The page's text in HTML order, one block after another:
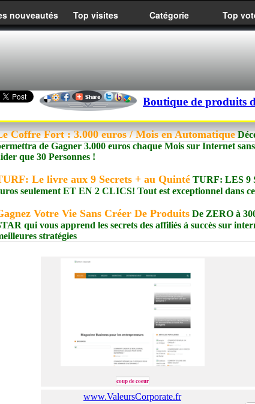
nouveautés Top visites Catégorie Top
Boutique de produits
Coffre Fort : 3.000 euros / Mois en Automatique
de Gagner 3.000 euros chaque Mois sur Internet
que 30 Personnes !
Le livre aux 9 Secrets + au Quinté TURF: LES 9
seulement ET EN 2 CLICS! Tout est exceptionnel dans
Votre Vie Sans Créer De Produits De ZERO à
qui vous apprend les secrets des affiliés à succès sur
stratégies
coup de coeur
www.ValeursCorporate.fr